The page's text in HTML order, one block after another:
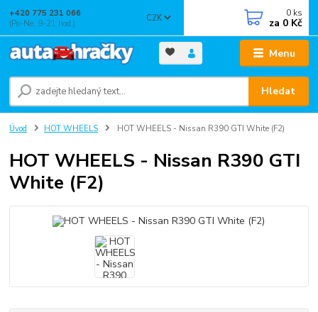
Menu
CZK
Hledat
+420 775 231 066
(Po-Ne, 9-21 hod.)
0 ks
za 0 Kč
Úvod HOT WHEELS HOT WHEELS - Nissan R390 GTI White (F2)
HOT WHEELS - Nissan R390 GTI
White (F2)